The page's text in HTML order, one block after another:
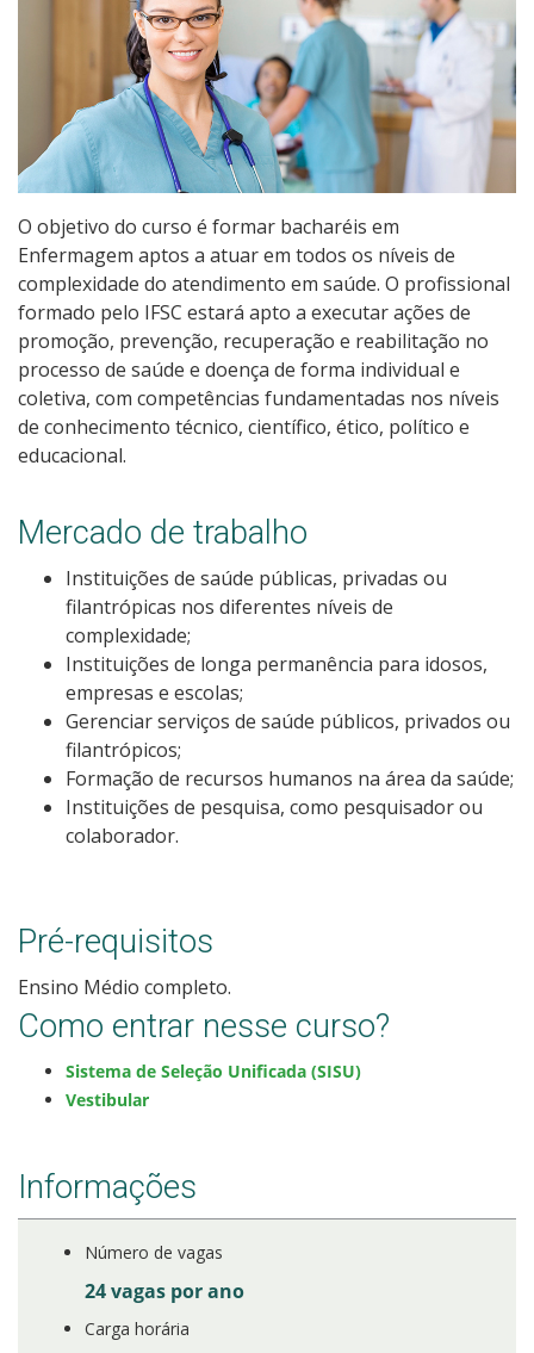
Especialização
Educação a Distância
Todos os cursos
Processo de Inscrição
Resultados
Calendário de inscrições
Processos Seletivos
Cotas
Inscrições e acompanhamento
Transferências e Retornos
Vagas em Regime Especial
Provas e Gabaritos
Cadastro de interesse
O objetivo do curso é formar bacharéis em
Enfermagem aptos a atuar em todos os níveis de
complexidade do atendimento em saúde. O profissional
formado pelo IFSC estará apto a executar ações de
promoção, prevenção, recuperação e reabilitação no
processo de saúde e doença de forma individual e
coletiva, com competências fundamentadas nos níveis
de conhecimento técnico, científico, ético, político e
educacional.
Mercado de trabalho
Instituições de saúde públicas, privadas ou
filantrópicas nos diferentes níveis de
complexidade;
Instituições de longa permanência para idosos,
empresas e escolas;
Gerenciar serviços de saúde públicos, privados ou
filantrópicos;
Formação de recursos humanos na área da saúde;
Instituições de pesquisa, como pesquisador ou
colaborador.
Pré-requisitos
Ensino Médio completo.
Como entrar nesse curso?
Sistema de Seleção Unificada (SISU)
Vestibular
Informações
Número de vagas
24 vagas por ano
Carga horária